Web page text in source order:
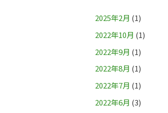
2025年2月 (1)
2022年10月 (1)
2022年9月 (1)
2022年8月 (1)
2022年7月 (1)
2022年6月 (3)